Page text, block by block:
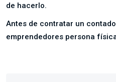
de hacerlo.
Antes de contratar un
emprendedores persona